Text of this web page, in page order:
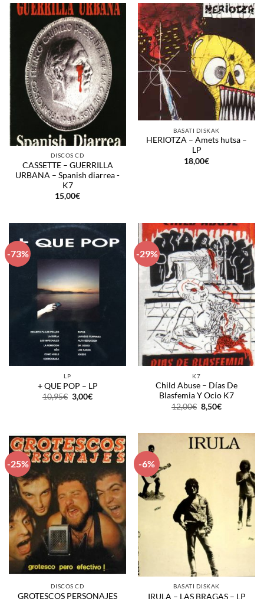
4,95€.3,00€.
DISCOS CD
CASSETTE – GUERRILLA
URBANA – Spanish diarrea -
K7
15,00€
BASATI DISKAK
HERIOTZA – Amets hutsa –
LP
18,00€
-73%
LP
+ QUE POP – LP
10,95€ El
precio
3,00€El
-29%
K7
Child Abuse – Días De
Blasfemia Y Ocio K7
12,00€ El
precio
12,00€.
8,50€El
8,50€.
-25%
DISCOS CD
GROTESCOS PERSONAJES
-6%
BASATI DISKAK
IRULA – LAS BRAGAS – LP